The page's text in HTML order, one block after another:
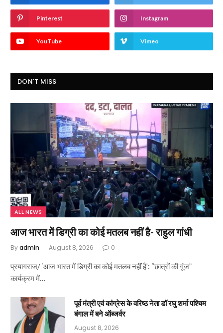
Pinterest Instagram
YouTube Vimeo
DON'T MISS
ALL NEWS
आज भारत में डिग्री का कोई मतलब नहीं है- राहुल गांधी
Byadmin August 8, 2026 0
प्रयागराज/ ‘आज भारत में डिग्री का कोई मतलब नहीं है’: “छात्रों की गूंज”
कार्यक्रम में…
पूर्व मंत्री एवं कांग्रेस के वरिष्ठ नेता डॉ रघु शर्मा पश्चिम
बंगाल में बने ऑब्जर्वर
August 8, 2026